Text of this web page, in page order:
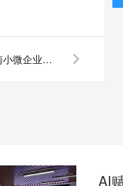
金蝶云星辰和畅捷通T3，湖南小微企业财务软件横向测评！